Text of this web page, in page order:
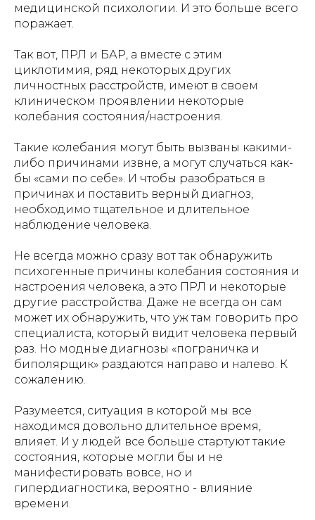
медицинской психологии. И это больше всего
поражает.
Так вот, ПРЛ и БАР, а вместе с этим
циклотимия, ряд некоторых других
личностных расстройств, имеют в своем
клиническом проявлении некоторые
колебания состояния/настроения.
Такие колебания могут быть вызваны какими-
либо причинами извне, а могут случаться как-
бы «сами по себе». И чтобы разобраться в
причинах и поставить верный диагноз,
необходимо тщательное и длительное
наблюдение человека.
Не всегда можно сразу вот так обнаружить
психогенные причины колебания состояния и
настроения человека, а это ПРЛ и некоторые
другие расстройства. Даже не всегда он сам
может их обнаружить, что уж там говорить про
специалиста, который видит человека первый
раз. Но модные диагнозы «пограничка и
биполярщик» раздаются направо и налево. К
сожалению.
Разумеется, ситуация в которой мы все
находимся довольно длительное время,
влияет. И у людей все больше стартуют такие
состояния, которые могли бы и не
манифестировать вовсе, но и
гипердиагностика, вероятно - влияние
времени.